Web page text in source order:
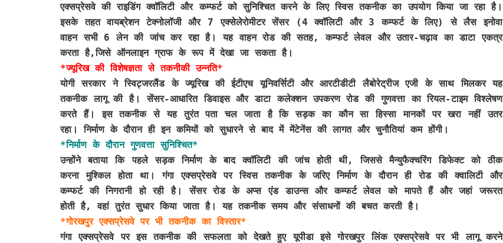
एक्सप्रेसवे की राइडिंग क्वॉलिटी और कम्फर्ट को सुनिश्चित करने के लिए स्विस तकनीक का उपयोग किया जा रहा है।
इसके तहत वायब्रेशन टेक्नोलॉजी और 7 एक्सेलेरोमीटर सेंसर (4 क्वॉलिटी और 3 कम्फर्ट के लिए) से लैस इनोवा
वाहन सभी 6 लेन की जांच कर रहा है। यह वाहन रोड की सतह, कम्फर्ट लेवल और उतार-चढ़ाव का डाटा एकत्र
करता है,जिसे ऑनलाइन ग्राफ के रूप में देखा जा सकता है।
*ज्यूरिख की विशेषज्ञता से तकनीकी उन्नति*
योगी सरकार ने स्विट्जरलैंड के ज्यूरिख की ईटीएच यूनिवर्सिटी और आरटीडीटी लैबोरेट्रीज एजी के साथ मिलकर यह
तकनीक लागू की है। सेंसर-आधारित डिवाइस और डाटा कलेक्शन उपकरण रोड की गुणवत्ता का रियल-टाइम विश्लेषण
करते हैं। इस तकनीक से यह तुरंत पता चल जाता है कि सड़क का कौन सा हिस्सा मानकों पर खरा नहीं उतर
रहा। निर्माण के दौरान ही इन कमियों को सुधारने से बाद में मेंटेनेंस की लागत और चुनौतियां कम होंगी।
*निर्माण के दौरान गुणवत्ता सुनिश्चित*
उन्होंने बताया कि पहले सड़क निर्माण के बाद क्वॉलिटी की जांच होती थी, जिससे मैन्युफैक्चरिंग डिफेक्ट को ठीक
करना मुश्किल होता था। गंगा एक्सप्रेसवे पर स्विस तकनीक के जरिए निर्माण के दौरान ही रोड की क्वालिटी और
कम्फर्ट की निगरानी हो रही है। सेंसर रोड के अप्स एंड डाउन्स और कम्फर्ट लेवल को मापते हैं और जहां जरूरत
होती है, वहां तुरंत सुधार किया जाता है। यह तकनीक समय और संसाधनों की बचत करती है।
*गोरखपुर एक्सप्रेसवे पर भी तकनीक का विस्तार*
गंगा एक्सप्रेसवे पर इस तकनीक की सफलता को देखते हुए यूपीडा इसे गोरखपुर लिंक एक्सप्रेसवे पर भी लागू करने